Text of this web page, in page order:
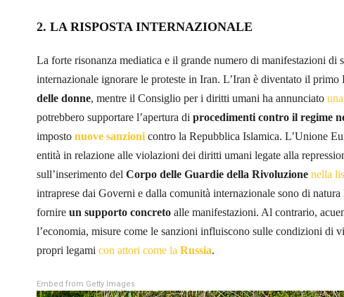
2. LA RISPOSTA INTERNAZIONALE
La forte risonanza mediatica e il grande numero di manifestazioni di
internazionale ignorare le proteste in Iran. L’Iran è diventato il primo
delle donne, mentre il Consiglio per i diritti umani ha annunciato
potrebbero supportare l’apertura di procedimenti contro il regime
imposto nuove sanzioni contro la Repubblica Islamica. L’Unione
entità in relazione alle violazioni dei diritti umani legate alla
sull’inserimento del Corpo delle Guardie della Rivoluzione nella
intraprese dai Governi e dalla comunità internazionale sono di
fornire un supporto concreto alle manifestazioni. Al contrario,
l’economia, misure come le sanzioni influiscono sulle condizioni di
propri legami con attori come la Russia.
Embed from Getty Images